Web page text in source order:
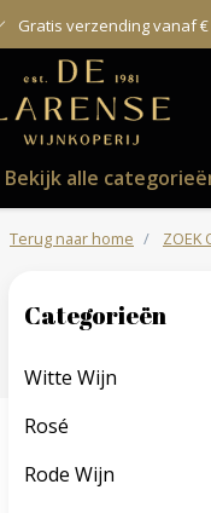
Gratis verzending vanaf €
Bekijk alle
Terug naar home ZOEK
Categorieën
Witte Wijn
Rosé
Rode Wijn